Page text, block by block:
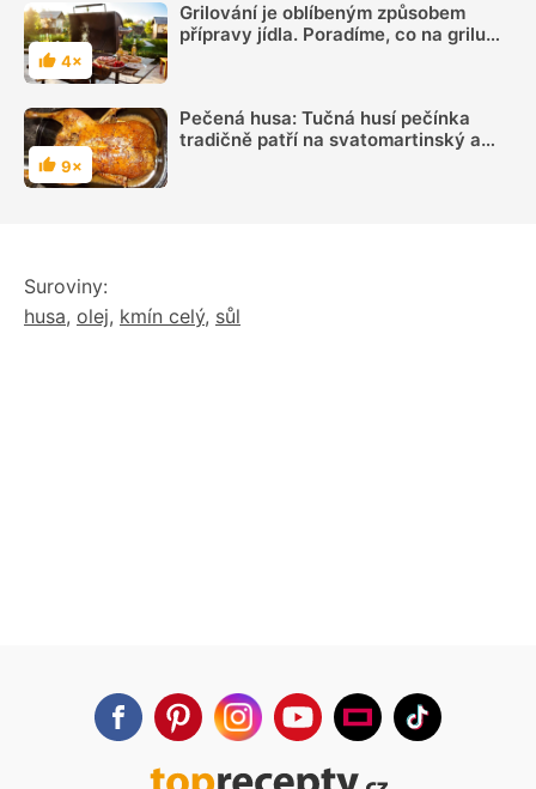
Hodnocení
4×
Grilování je oblíbeným způsobem
přípravy jídla. Poradíme, co na grilu
Hodnocení
9×
Pečená husa: Tučná husí pečínka
tradičně patří na svatomartinský a
Suroviny:
husa, olej, kmín celý, sůl